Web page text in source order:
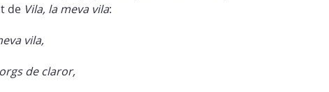
de Vila, la meva vila:
vila,
de claror,